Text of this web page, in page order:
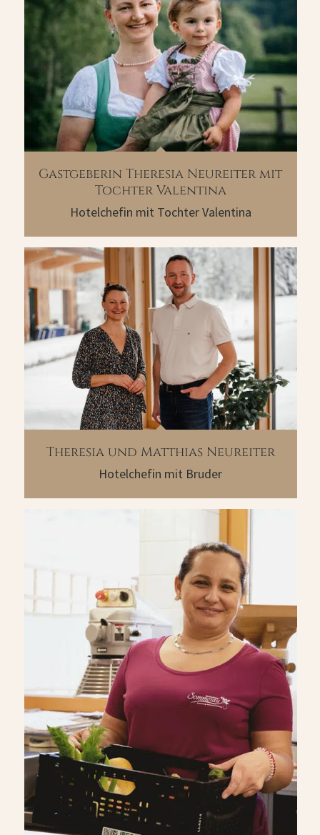
Gastgeberin Theresia Neureiter mit
Tochter Valentina
Hotelchefin mit Tochter Valentina
Theresia und Matthias Neureiter
Hotelchefin mit Bruder